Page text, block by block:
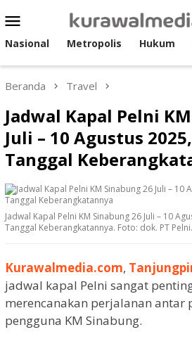
ke
konten
Menu
Mobile
Nasional Metropolis Hukum
Beranda Travel
Jadwal Kapal Pelni
Juli – 10 Agustus
Tanggal
Jadwal Kapal Pelni KM Sinabung 26 Juli – 10
Tanggal Keberangkatannya. Foto: dok. PT Pelni.
Kurawalmedia.com,
jadwal kapal Pelni sangat
merencanakan perjalanan
pengguna KM Sinabung.